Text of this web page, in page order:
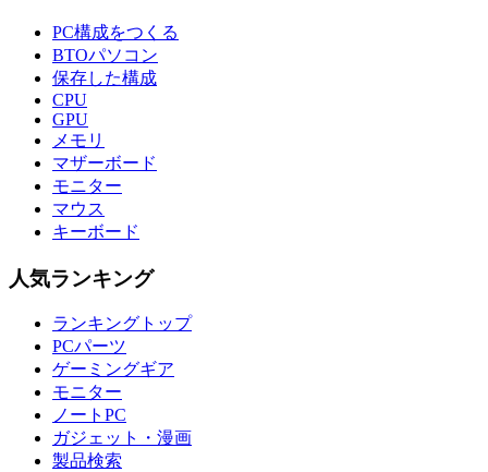
PC構成をつくる
BTOパソコン
保存した構成
CPU
GPU
メモリ
マザーボード
モニター
マウス
キーボード
人気ランキング
ランキングトップ
PCパーツ
ゲーミングギア
モニター
ノートPC
ガジェット・漫画
製品検索